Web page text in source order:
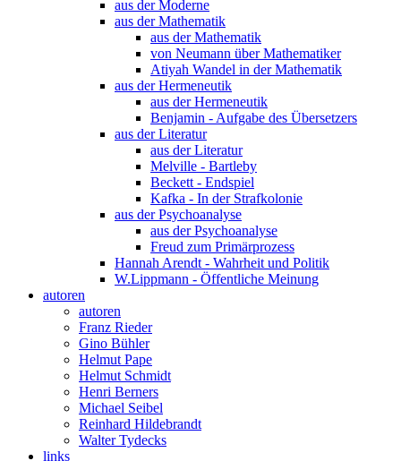
aus der Moderne
aus der Mathematik
aus der Mathematik
von Neumann über Mathematiker
Atiyah Wandel in der Mathematik
aus der Hermeneutik
aus der Hermeneutik
Benjamin - Aufgabe des Übersetzers
aus der Literatur
aus der Literatur
Melville - Bartleby
Beckett - Endspiel
Kafka - In der Strafkolonie
aus der Psychoanalyse
aus der Psychoanalyse
Freud zum Primärprozess
Hannah Arendt - Wahrheit und Politik
W.Lippmann - Öffentliche Meinung
autoren
autoren
Franz Rieder
Gino Bühler
Helmut Pape
Helmut Schmidt
Henri Berners
Michael Seibel
Reinhard Hildebrandt
Walter Tydecks
links